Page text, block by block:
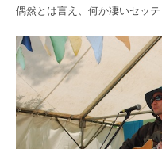
偶然とは言え、何か凄いセッ